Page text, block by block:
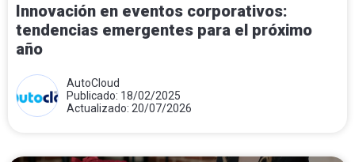
Innovación en eventos corporativos:
tendencias emergentes para el próximo
año
AutoCloud
Publicado: 18/02/2025
Actualizado: 20/07/2026